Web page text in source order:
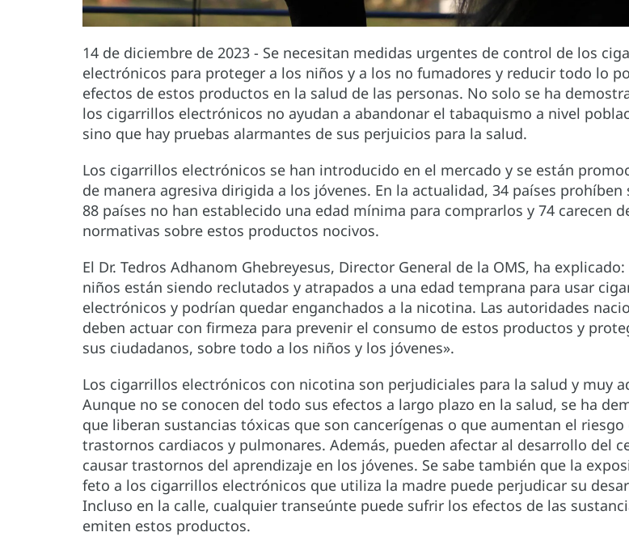
14 de diciembre de 2023 - Se necesitan medidas urgentes de control de los
electrónicos para proteger a los niños y a los no fumadores y reducir todo lo
efectos de estos productos en la salud de las personas. No solo se ha
los cigarrillos electrónicos no ayudan a abandonar el tabaquismo a nivel
sino que hay pruebas alarmantes de sus perjuicios para la salud.
Los cigarrillos electrónicos se han introducido en el mercado y se están
de manera agresiva dirigida a los jóvenes. En la actualidad, 34 países prohíben
88 países no han establecido una edad mínima para comprarlos y 74 carecen
normativas sobre estos productos nocivos.
El Dr. Tedros Adhanom Ghebreyesus, Director General de la OMS, ha explicado:
niños están siendo reclutados y atrapados a una edad temprana para usar
electrónicos y podrían quedar enganchados a la nicotina. Las autoridades
deben actuar con firmeza para prevenir el consumo de estos productos y
sus ciudadanos, sobre todo a los niños y los jóvenes».
Los cigarrillos electrónicos con nicotina son perjudiciales para la salud y muy
Aunque no se conocen del todo sus efectos a largo plazo en la salud, se ha
que liberan sustancias tóxicas que son cancerígenas o que aumentan el
trastornos cardiacos y pulmonares. Además, pueden afectar al desarrollo del
causar trastornos del aprendizaje en los jóvenes. Se sabe también que la
feto a los cigarrillos electrónicos que utiliza la madre puede perjudicar su
Incluso en la calle, cualquier transeúnte puede sufrir los efectos de las
emiten estos productos.